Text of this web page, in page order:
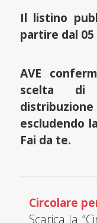
Il listino
partire dal 05
AVE
scelta di
escludendo
Fai da te.
Circolare
Scarica la